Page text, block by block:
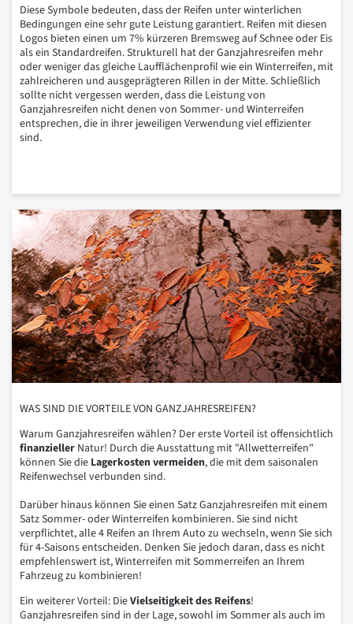
Diese Symbole bedeuten, dass der Reifen unter winterlichen
Bedingungen eine sehr gute Leistung garantiert. Reifen mit diesen
Logos bieten einen um 7% kürzeren Bremsweg auf Schnee oder Eis
als ein Standardreifen. Strukturell hat der Ganzjahresreifen mehr
oder weniger das gleiche Laufflächenprofil wie ein Winterreifen, mit
zahlreicheren und ausgeprägteren Rillen in der Mitte. Schließlich
sollte nicht vergessen werden, dass die Leistung von
Ganzjahresreifen nicht denen von Sommer- und Winterreifen
entsprechen, die in ihrer jeweiligen Verwendung viel effizienter
sind.
WAS SIND DIE VORTEILE VON GANZJAHRESREIFEN?
Warum Ganzjahresreifen wählen? Der erste Vorteil ist offensichtlich
finanzieller Natur! Durch die Ausstattung mit "Allwetterreifen"
können Sie die Lagerkosten vermeiden, die mit dem saisonalen
Reifenwechsel verbunden sind.
Darüber hinaus können Sie einen Satz Ganzjahresreifen mit einem
Satz Sommer- oder Winterreifen kombinieren. Sie sind nicht
verpflichtet, alle 4 Reifen an Ihrem Auto zu wechseln, wenn Sie sich
für 4-Saisons entscheiden. Denken Sie jedoch daran, dass es nicht
empfehlenswert ist, Winterreifen mit Sommerreifen an Ihrem
Fahrzeug zu kombinieren!
Ein weiterer Vorteil: DieVielseitigkeit des Reifens!
Ganzjahresreifen sind in der Lage, sowohl im Sommer als auch im